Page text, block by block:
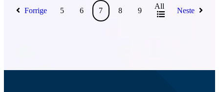
Forrige 5 6 7 8 9
All
Neste